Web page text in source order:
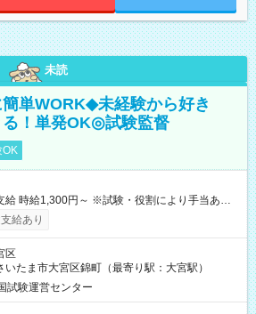
未読
単WORK◆未経験から好き
！単発OK◎試験監督
OK
手当あり
り昇給あり 【即給（前払い）オプションあ
る場合、勤務から1週間ほどで給与の一部を受け
擬試験 8:30～17:30（休憩1時間） 時給1,300円
円＋交通費 ※当日の役割により時給＋100
国家試験 7:00～13:30（休憩なし） 時給1,300
円）×6時間＝日収8,400円＋交通費 【試用期
給あり
区
いたま市大宮区錦町（最寄り駅：大宮駅）
試験運営センター